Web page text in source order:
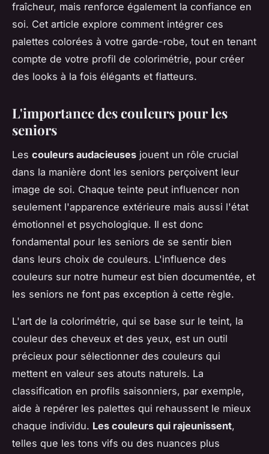
fraîcheur, mais renforce également la confiance en
soi. Cet article explore comment intégrer ces
palettes colorées à votre garde-robe, tout en tenant
compte de votre profil de colorimétrie, pour créer
des looks à la fois élégants et flatteurs.
L'importance des couleurs pour les
seniors
Les couleurs audacieuses jouent un rôle crucial
dans la manière dont les seniors perçoivent leur
image de soi. Chaque teinte peut influencer non
seulement l'apparence extérieure mais aussi l'état
émotionnel et psychologique. Il est donc
fondamental pour les seniors de se sentir bien
dans leurs choix de couleurs. L'influence des
couleurs sur notre humeur est bien documentée, et
les seniors ne font pas exception à cette règle.
L'art de la colorimétrie, qui se base sur le teint, la
couleur des cheveux et des yeux, est un outil
précieux pour sélectionner des couleurs qui
mettent en valeur ses atouts naturels. La
classification en profils saisonniers, par exemple,
aide à repérer les palettes qui rehaussent le mieux
chaque individu. Les couleurs qui rajeunissent,
telles que les tons vifs ou des nuances plus